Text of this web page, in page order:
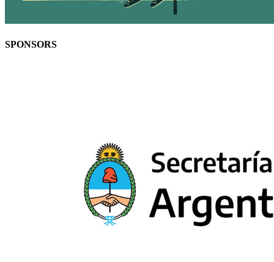
SPONSORS